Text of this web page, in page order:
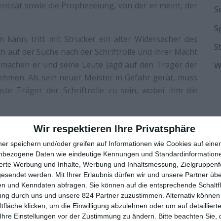
Wir respektieren Ihre Privatsphäre
speichern und/oder greifen auf Informationen wie Cookies auf
Daten wie eindeutige Kennungen und
Werbung und Inhalte, Werbung und Inhaltsmessung,
werden.
Mit Ihrer Erlaubnis dürfen wir und unsere Partner
und Kenndaten abfragen. Sie können auf die entsprechende
durch uns und unsere 824 Partner zuzustimmen. Alternativ
klicken, um die Einwilligung abzulehnen oder um auf
Einstellungen vor der Zustimmung zu ändern.
Bitte beachten Sie,
sowie die Prophezeiung, von der er meint, der
kann, tritt mit Strucker ein alter Widersacher des
auf der Suche nach der Schriftrolle und ihrer Macht
er und seine Leute Jagd auf den Träger der
Als sein neuer Meister in Gefahr gerät, muss
Träger der Schriftrolle zu sein, wobei ihm die
ENTTÄUSCHUNG
undMichael Avon Oemingeine Comic-Reihe
mit Hollywood-Action und komödiantischen
der eigenwillige Mix seine Leserschaft fand und
Das Projekt wurde der erste und bis dato
Hunterund sollte von einer Videospiel-Adaption